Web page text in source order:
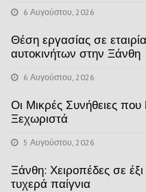
6 Αυγούστου, 2026
Θέση εργασίας σε
αυτοκινήτων στην Ξάνθη
6 Αυγούστου, 2026
Οι Μικρές Συνήθειες που
Ξεχωριστά
5 Αυγούστου, 2026
Ξάνθη: Χειροπέδες σε
τυχερά παίγνια